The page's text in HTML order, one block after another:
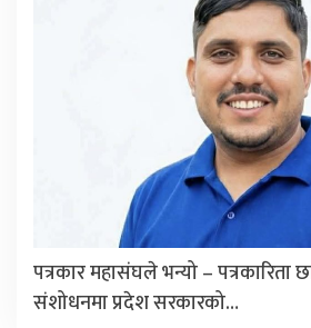
पत्रकार महासंघले भन्यो – पत्रकारिता
संशोधनमा प्रदेश सरकारको…